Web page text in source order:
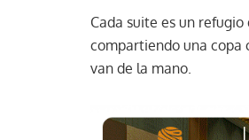
Cada suite es un
compartiendo una copa
van de la mano.